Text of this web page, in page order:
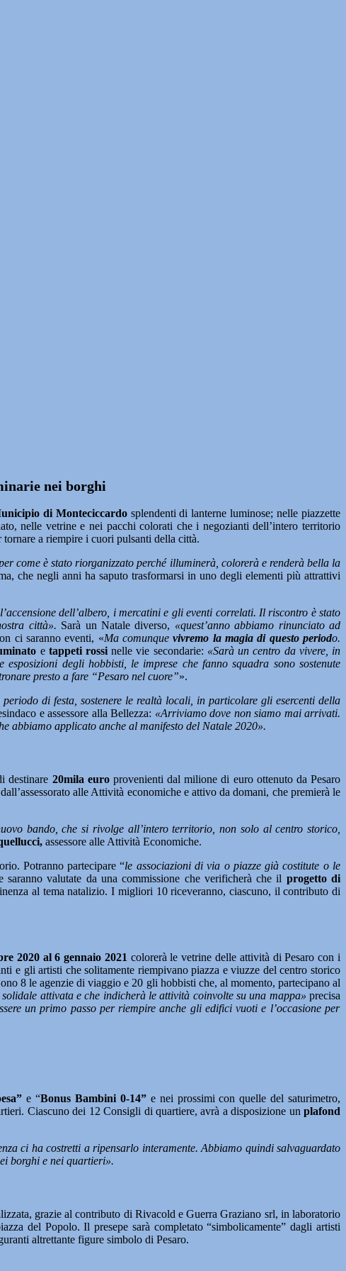
nei borghi
di Monteciccardosplendenti di lanterne luminose; nelle piazzette
nelle vetrine e nei pacchi colorati che i negozianti dell’intero territorio
a riempire i cuori pulsanti della città.
come è stato riorganizzato perché illuminerà, colorerà e renderà bella la
che negli anni ha saputo trasformarsi in uno degli elementi più attrattivi
dell’albero, i mercatini e gli eventi correlati. Il riscontro è stato
città». Sarà un Natale diverso, «quest’anno abbiamo rinunciato ad
ci saranno eventi, «Ma comunquevivremo la magia di questo periodo.
etappeti rossi nelle vie secondarie: «Sarà un centro da vivere, in
degli hobbisti, le imprese che fanno squadra sono sostenute
presto a fare “Pesaro nel cuore”».
di festa, sostenere le realtà locali, in particolare gli esercenti della
e assessore alla Bellezza: «Arriviamo dove non siamo mai arrivati.
abbiamo applicato anche al manifesto del Natale 2020».
destinare 20mila europrovenienti dal milione di euro ottenuto da Pesaro
alle Attività economiche e attivo da domani, che premierà le
bando, che si rivolge all’intero territorio, non solo al centro storico,
assessore alle Attività Economiche.
Potranno partecipare “le associazioni di via o piazze già costitute o le
saranno valutate da una commissione che verificherà che il progetto di
al tema natalizio. I migliori 10 riceveranno, ciascuno, il contributo di
2020 al 6 gennaio 2021 colorerà le vetrine delle attività di Pesaro con i
e gli artisti che solitamente riempivano piazza e viuzze del centro storico
8 le agenzie di viaggio e 20 gli hobbisti che, al momento, partecipano al
attivata e che indicherà le attività coinvolte su una mappa» precisa
un primo passo per riempire anche gli edifici vuoti e l’occasione per
e “Bonus Bambini 0-14”e nei prossimi con quelle del saturimetro,
Ciascuno dei 12 Consigli di quartiere, avrà a disposizione unplafond
ci ha costretti a ripensarlo interamente. Abbiamo quindi salvaguardato
borghi e nei quartieri».
grazie al contributo di Rivacold e Guerra Graziano srl, in laboratorio
del Popolo. Il presepe sarà completato “simbolicamente” dagli artisti
altrettante figure simbolo di Pesaro.